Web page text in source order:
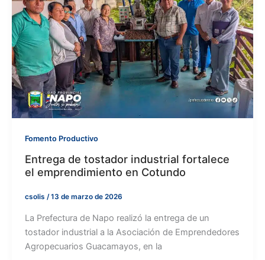
Fomento Productivo
Entrega de tostador industrial fortalece
el emprendimiento en Cotundo
csolis /13 de marzo de 2026
La Prefectura de Napo realizó la entrega de un
tostador industrial a la Asociación de Emprendedores
Agropecuarios Guacamayos, en la